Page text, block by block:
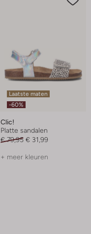
Laatste maten
-60%
Clic!
Platte sandalen
€ 79,95 € 31,99
+ meer kleuren